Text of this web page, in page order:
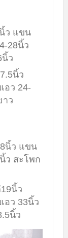
ว แขน
28นิ้ว
นิ้ว
นิ้ว
อว 24-
าว
นิ้ว แขน
ว สะโพก
นิ้ว
อว 33นิ้ว
นิ้ว